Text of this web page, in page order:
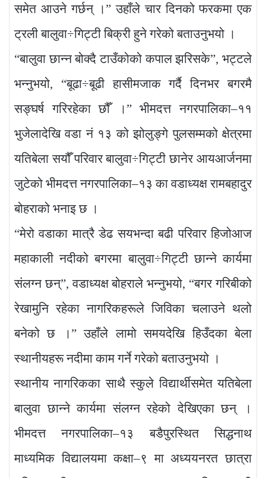
समेत आउने गर्छन् ।” उहाँले चार दिनको फरकमा एक
ट्रली बालुवा÷गिट्टी बिक्री हुने गरेको बताउनुभयो ।
“बालुवा छान्न बोक्दै टाउँकोको कपाल झरिसके”, भट्टले
भन्नुभयो, “बूढा÷बूढी हासीमजाक गर्दै दिनभर बगरमै
सङ्घर्ष गरिरहेका छौँ ।” भीमदत्त नगरपालिका–११
भुजेलादेखि वडा नं १३ को झोलुङ्गे पुलसम्मको क्षेत्रमा
यतिबेला सयौँ परिवार बालुवा÷गिट्टी छानेर आयआर्जनमा
जुटेको भीमदत्त नगरपालिका–१३ का वडाध्यक्ष रामबहादुर
बोहराको भनाइ छ ।
“मेरो वडाका मात्रै डेढ सयभन्दा बढी परिवार हिजोआज
महाकाली नदीको बगरमा बालुवा÷गिट्टी छान्ने कार्यमा
संलग्न छन्”, वडाध्यक्ष बोहराले भन्नुभयो, “बगर गरिबीको
रेखामुनि रहेका नागरिकहरूले जिविका चलाउने थलो
बनेको छ ।” उहाँले लामो समयदेखि हिउँदका बेला
स्थानीयहरू नदीमा काम गर्ने गरेको बताउनुभयो ।
स्थानीय नागरिकका साथै स्कुले विद्यार्थीसमेत यतिबेला
बालुवा छान्ने कार्यमा संलग्न रहेको देखिएका छन् ।
भीमदत्त नगरपालिका–१३ बडैपुरस्थित सिद्धनाथ
माध्यमिक विद्यालयमा कक्षा–९ मा अध्ययनरत छात्रा